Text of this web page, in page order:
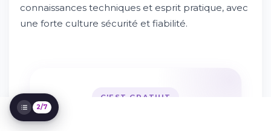
Parcours et formation recommandés
Environnement de travail et perspectives
2/7
connaissances techniques et esprit pratique, avec
une forte culture sécurité et fiabilité.
C'EST GRATUIT